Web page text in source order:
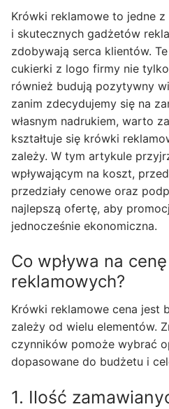
Krówki reklamowe to jedne
i skutecznych gadżetów
zdobywają serca klientów.
cukierki z logo firmy nie
również budują pozytywny
zanim zdecydujemy się na
własnym nadrukiem, warto
kształtuje się krówki
zależy. W tym artykule
wpływającym na koszt,
przedziały cenowe oraz
najlepszą ofertę, aby
jednocześnie ekonomiczna.
Co wpływa na
reklamowych?
Krówki reklamowe cena jest
zależy od wielu elementów.
czynników pomoże wybrać
dopasowane do budżetu i
1. Ilość